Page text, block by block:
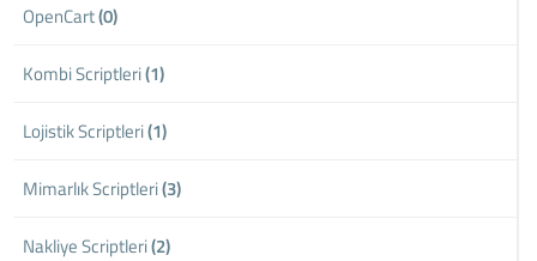
OpenCart(0)
Kombi Scriptleri(1)
Lojistik Scriptleri(1)
Mimarlık Scriptleri(3)
Nakliye Scriptleri(2)